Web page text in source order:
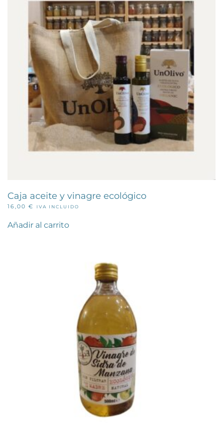
Caja aceite y vinagre ecológico
16,00 € IVA INCLUIDO
Añadir al carrito